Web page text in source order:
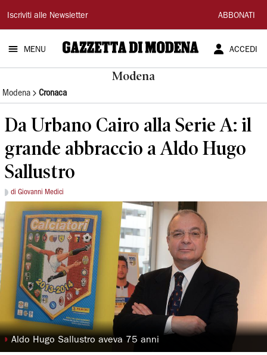
Gazzetta
di
Modena
Iscriviti alle Newsletter ABBONATI
MENU ACCEDI
Modena
Modena Cronaca
Da Urbano Cairo alla Serie A: il
grande abbraccio a Aldo Hugo
Sallustro
di Giovanni Medici
◗ Aldo Hugo Sallustro aveva 75 anni